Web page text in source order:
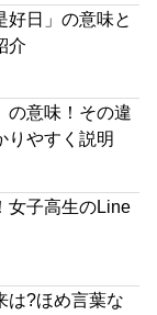
好日」の意味と
介
の意味！その違
りやすく説明
女子高生のLine
は?ほめ言葉な